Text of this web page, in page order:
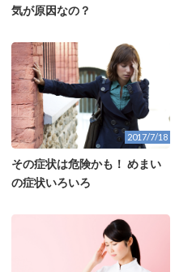
気が原因なの？
2017/7/18
その症状は危険かも！ めまい
の症状いろいろ